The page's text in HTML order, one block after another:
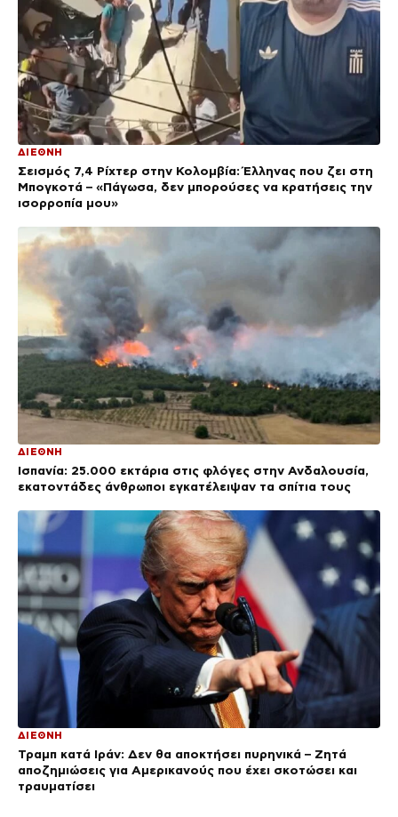
ΔΙΕΘΝΗ
Σεισμός 7,4 Ρίχτερ στην Κολομβία: Έλληνας που ζει στη
Μπογκοτά – «Πάγωσα, δεν μπορούσες να κρατήσεις την
ισορροπία μου»
ΔΙΕΘΝΗ
Ισπανία: 25.000 εκτάρια στις φλόγες στην Ανδαλουσία,
εκατοντάδες άνθρωποι εγκατέλειψαν τα σπίτια τους
ΔΙΕΘΝΗ
Τραμπ κατά Ιράν: Δεν θα αποκτήσει πυρηνικά – Ζητά
αποζημιώσεις για Αμερικανούς που έχει σκοτώσει και
τραυματίσει